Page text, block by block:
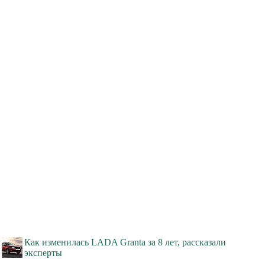
Как изменилась LADA Granta за 8 лет, рассказали
эксперты